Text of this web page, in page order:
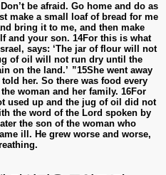
be afraid. Go home and do as
make a small loaf of bread for me
bring it to me, and then make
and your son. 14For this is what
says: ‘The jar of flour will not
of oil will not run dry until the
on the land.’ ”15She went away
her. So there was food every
woman and her family. 16For
used up and the jug of oil did not
the word of the Lord spoken by
the son of the woman who
ill. He grew worse and worse,